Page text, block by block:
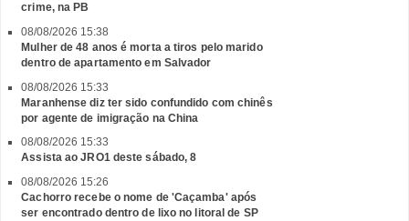
crime, na PB
08/08/2026 15:38
Mulher de 48 anos é morta a tiros pelo marido
dentro de apartamento em Salvador
08/08/2026 15:33
Maranhense diz ter sido confundido com chinês
por agente de imigração na China
08/08/2026 15:33
Assista ao JRO1 deste sábado, 8
08/08/2026 15:26
Cachorro recebe o nome de 'Caçamba' após
ser encontrado dentro de lixo no litoral de SP